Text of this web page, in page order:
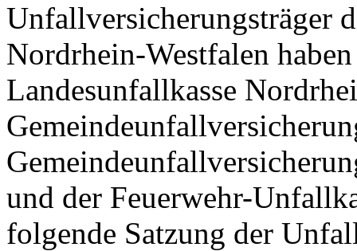
Unfallversicherungsträger
Nordrhein-Westfalen
Landesunfallkasse
und der Feuerwehr-
folgende Satzung der